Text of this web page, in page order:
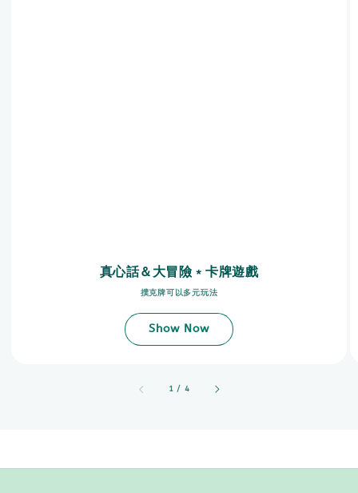
真心話＆大冒險﹡卡牌遊戲
撲克牌可以多元玩法
Show Now
1 / accessibility.of
4